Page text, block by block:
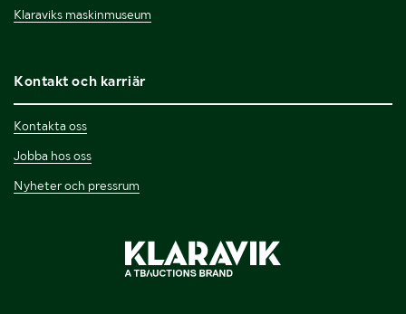
Klaraviks maskinmuseum
Kontakt och karriär
Kontakta oss
Jobba hos oss
Nyheter och pressrum